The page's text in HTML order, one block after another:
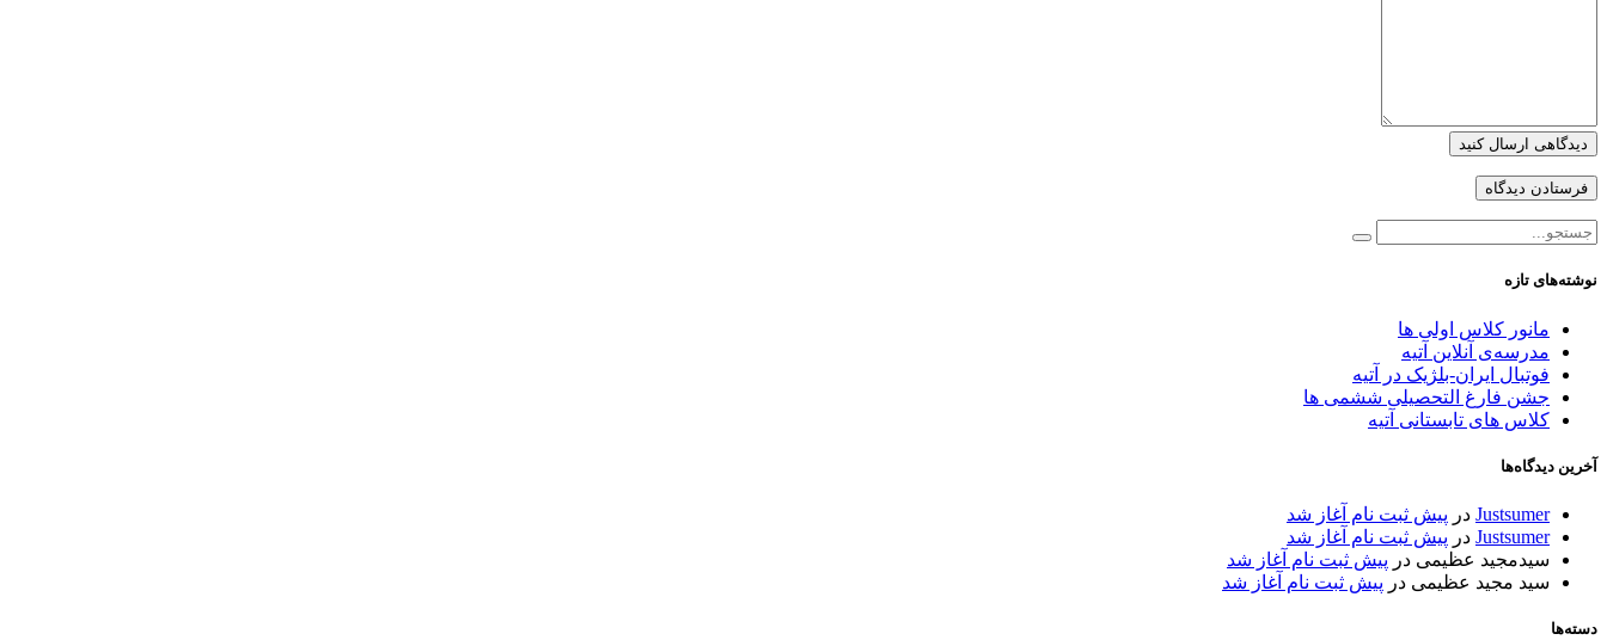
دیدگاهی ارسال کنید
نوشته‌های تازه
مانور کلاس اولی ها
مدرسه‌ی آنلاین آتیه
فوتبال ایران-بلژیک در آتیه
جشن فارغ التحصیلی ششمی ها
کلاس های تابستانی آتیه
آخرین دیدگاه‌ها
Justsumer در پیش ثبت نام آغاز شد
Justsumer در پیش ثبت نام آغاز شد
سیدمجید عظیمی در پیش ثبت نام آغاز شد
سید مجید عظیمی در پیش ثبت نام آغاز شد
دسته‌ها